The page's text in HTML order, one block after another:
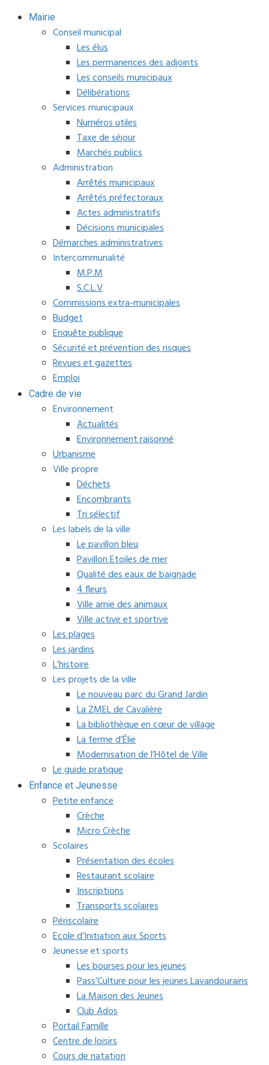
Mairie
Conseil municipal
Les élus
Les permanences des adjoints
Les conseils municipaux
Délibérations
Services municipaux
Numéros utiles
Taxe de séjour
Marchés publics
Administration
Arrêtés municipaux
Arrêtés préfectoraux
Actes administratifs
Décisions municipales
Démarches administratives
Intercommunalité
M.P.M
S.C.L.V
Commissions extra-municipales
Budget
Enquête publique
Sécurité et prévention des risques
Revues et gazettes
Emploi
Cadre de vie
Environnement
Actualités
Environnement raisonné
Urbanisme
Ville propre
Déchets
Encombrants
Tri sélectif
Les labels de la ville
Le pavillon bleu
Pavillon Etoiles de mer
Qualité des eaux de baignade
4 fleurs
Ville amie des animaux
Ville active et sportive
Les plages
Les jardins
L’histoire
Les projets de la ville
Le nouveau parc du Grand Jardin
La ZMEL de Cavalière
La bibliothèque en cœur de village
La ferme d’Élie
Modernisation de l’Hôtel de Ville
Le guide pratique
Enfance et Jeunesse
Petite enfance
Crèche
Micro Crèche
Scolaires
Présentation des écoles
Restaurant scolaire
Inscriptions
Transports scolaires
Périscolaire
Ecole d’Initiation aux Sports
Jeunesse et sports
Les bourses pour les jeunes
Pass’Culture pour les jeunes Lavandourains
La Maison des Jeunes
Club Ados
Portail Famille
Centre de loisirs
Cours de natation